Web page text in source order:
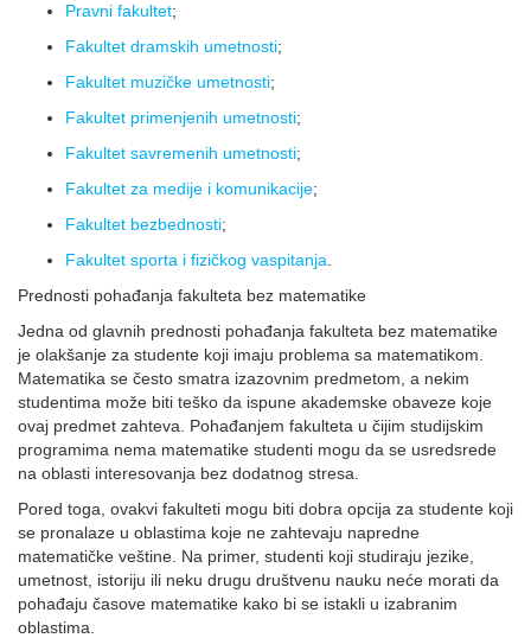
Pravni fakultet;
Fakultet dramskih umetnosti;
Fakultet muzičke umetnosti;
Fakultet primenjenih umetnosti;
Fakultet savremenih umetnosti;
Fakultet za medije i komunikacije;
Fakultet bezbednosti;
Fakultet sporta i fizičkog vaspitanja
Prednosti pohađanja fakulteta bez matematike
Jedna od glavnih prednosti pohađanja fakulteta bez matematike
je olakšanje za studente koji imaju problema sa matematikom.
Matematika se često smatra izazovnim predmetom, a nekim
studentima može biti teško da ispune akademske obaveze koje
ovaj predmet zahteva. Pohađanjem fakulteta u čijim studijskim
programima nema matematike studenti mogu da se usredsrede
na oblasti interesovanja bez dodatnog stresa.
Pored toga, ovakvi fakulteti mogu biti dobra opcija za studente koji
se pronalaze u oblastima koje ne zahtevaju napredne
matematičke veštine. Na primer, studenti koji studiraju jezike,
umetnost, istoriju ili neku drugu društvenu nauku neće morati da
pohađaju časove matematike kako bi se istakli u izabranim
oblastima.